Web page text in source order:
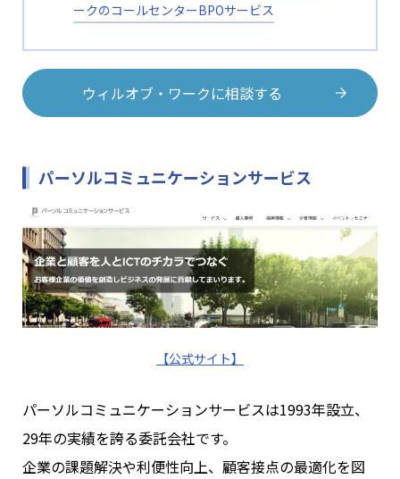
ークのコールセンターBPOサービス
ウィルオブ・ワークに相談する
パーソルコミュニケーションサービス
【公式サイト】
パーソルコミュニケーションサービスは1993年設立、
29年の実績を誇る委託会社です。
企業の課題解決や利便性向上、顧客接点の最適化を図